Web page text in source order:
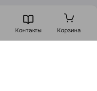
Контакты Корзина